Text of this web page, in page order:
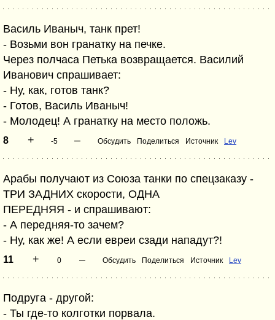
Василь Иваныч, танк прет!
- Возьми вон гранатку на печке.
Через полчаса Петька возвращается. Василий
Иванович спрашивает:
- Ну, как, готов танк?
- Готов, Василь Иваныч!
- Молодец! А гранатку на место положь.
8 + -5 – Обсудить Поделиться Источник Lev
Арабы получают из Союза танки по спецзаказу -
ТРИ ЗАДНИХ скорости, ОДНА
ПЕРЕДНЯЯ - и спрашивают:
- А передняя-то зачем?
- Ну, как же! А если евреи сзади нападут?!
11 + 0 – Обсудить Поделиться Источник Lev
Подруга - другой:
- Ты где-то колготки порвала.